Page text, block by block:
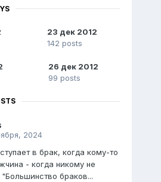
23 дек 2012
142 posts
26 дек 2012
99 posts
2024
в брак, когда кому-то
- когда никому не
браков...